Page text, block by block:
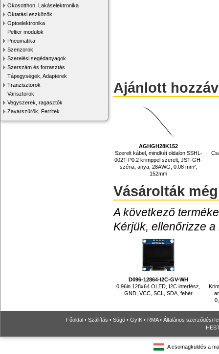
Okosotthon, Lakáselektronika
Oktatási eszközök
Optoelektronika
Peltier modulok
Pneumatika
Szenzorok
Szerelési segédanyagok
Szerszám és forrasztás
Tápegységek, Adapterek
Tranzisztorok
Varisztorok
Vegyszerek, ragasztók
Zavarszűrők, Ferritek
Ajánlott
AGHGH28K152
Szerelt kábel, mindkét oldalon SSHL-
002T-P0.2 krimppel szerelt, JST-GH-
széria, anya, 28AWG, 0.08 mm²,
152mm
Vásárolták még
A következő
Kérjük, ellenőrizze
D096-12864-I2C-GV-WH
0.96in 128x64 OLED, I2C interfész,
GND, VCC, SCL, SDA, fehér
Főoldal • Szállítás • Súgó • GyIK • RMA• Általános szerződési
A csomagküldés a